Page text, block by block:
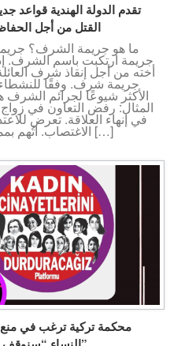
تقدم الدولة الهندية قواعد
القتل من أجل
ما هو جريمة الشرف؟
جريمة ارتكبت باسم الشرف.
أخته من أجل إنقاذ شرف
جريمة شرف. وفقًا
الأكثر شيوعًا لجرائم
المثال: رفض التعاون في
في إنهاء العلاقة. تعرض
الاغتصاب. اتُهم بممارسة العلاقة […]
محكمة تركية ترغب في